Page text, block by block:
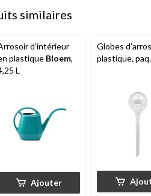
similaires
d’intérieur
plastique Bloem,
L
Ajouter
Globes
plastique,